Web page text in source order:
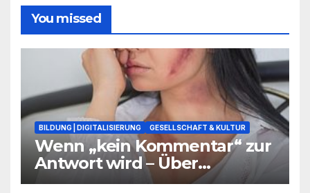
You missed
BILDUNG | DIGITALISIERUNG GESELLSCHAFT & KULTUR
Wenn „kein Kommentar“ zur
Antwort wird – Über
Warnsignale aus Schulen, die